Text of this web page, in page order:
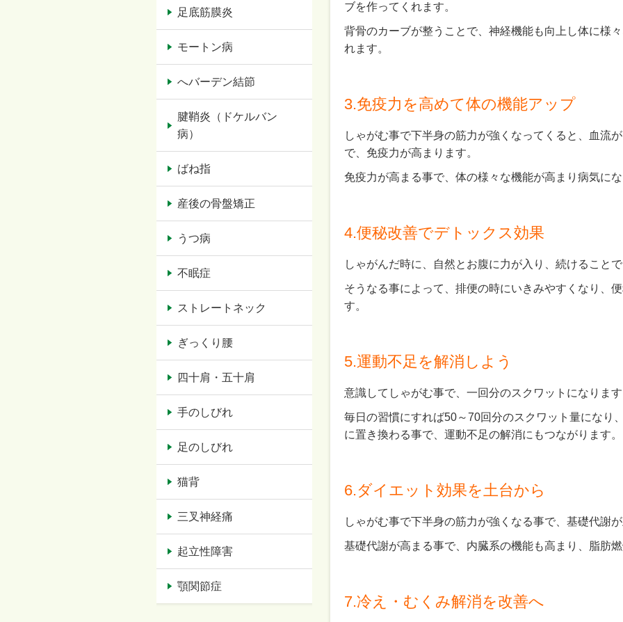
ブを作ってくれます。
背骨のカーブが整うことで、神経機能も向上し体に様
れます。
3.免疫力を高めて体の機能アップ
しゃがむ事で下半身の筋力が強くなってくると、血流
で、免疫力が高まります。
免疫力が高まる事で、体の様々な機能が高まり病気に
4.便秘改善でデトックス効果
しゃがんだ時に、自然とお腹に力が入り、続けること
そうなる事によって、排便の時にいきみやすくなり、
す。
5.運動不足を解消しよう
意識してしゃがむ事で、一回分のスクワットになりま
毎日の習慣にすれば50～70回分のスクワット量になり
に置き換わる事で、運動不足の解消にもつながります。
6.ダイエット効果を土台から
しゃがむ事で下半身の筋力が強くなる事で、基礎代謝
基礎代謝が高まる事で、内臓系の機能も高まり、脂肪
7.冷え・むくみ解消を改善へ
足底筋膜炎
モートン病
へバーデン結節
腱鞘炎（ドケルバン
病）
ばね指
産後の骨盤矯正
うつ病
不眠症
ストレートネック
ぎっくり腰
四十肩・五十肩
手のしびれ
足のしびれ
猫背
三叉神経痛
起立性障害
顎関節症